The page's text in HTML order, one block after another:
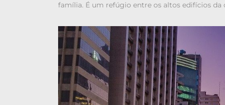
família. É um refúgio entre os altos edifícios da